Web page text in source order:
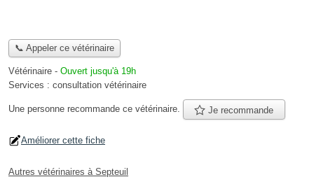
📞 Appeler ce vétérinaire
Vétérinaire - Ouvert jusqu'à 19h
Services : consultation vétérinaire
Une personne recommande ce vétérinaire. Je recommande
Améliorer cette fiche
Autres vétérinaires à Septeuil